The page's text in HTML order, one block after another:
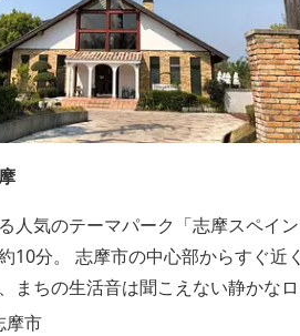
人気のテーマパーク「志摩スペイン
10分。 志摩市の中心部からすぐ近く
まちの生活音は聞こえない静かなロ
木の温もりを感じる本格的なコテー
摩市